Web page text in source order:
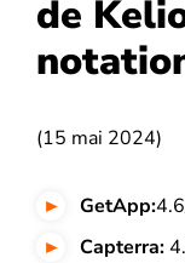
de
(15 mai 2024)
GetApp:
Capterra: